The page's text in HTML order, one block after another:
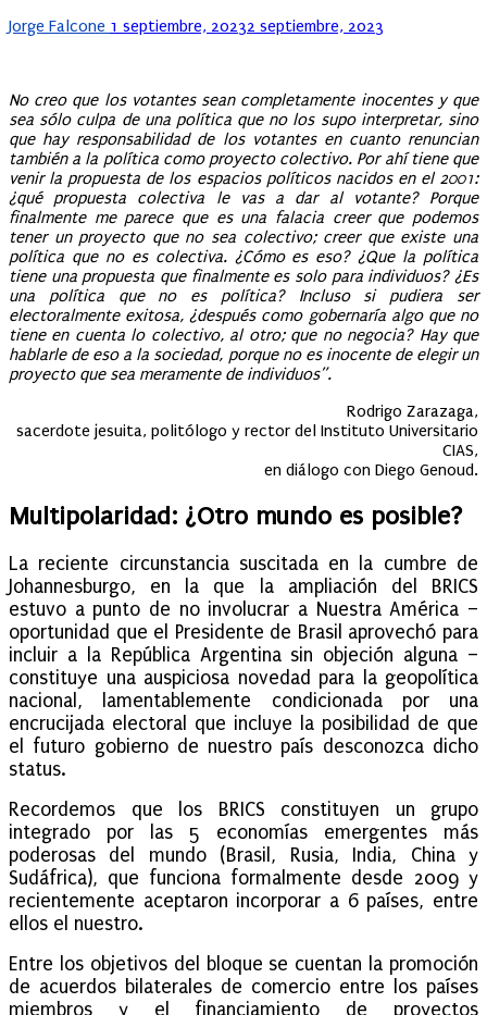
Jorge Falcone Posted
1 septiembre, 20232 septiembre, 2023
No creo que los votantes sean completamente inocentes y que
sea sólo culpa de una política que no los supo interpretar, sino
que hay responsabilidad de los votantes en cuanto renuncian
también a la política como proyecto colectivo. Por ahí tiene que
venir la propuesta de los espacios políticos nacidos en el 2001:
¿qué propuesta colectiva le vas a dar al votante? Porque
finalmente me parece que es una falacia creer que podemos
tener un proyecto que no sea colectivo; creer que existe una
política que no es colectiva. ¿Cómo es eso? ¿Que la política
tiene una propuesta que finalmente es solo para individuos? ¿Es
una política que no es política? Incluso si pudiera ser
electoralmente exitosa, ¿después como gobernaría algo que no
tiene en cuenta lo colectivo, al otro; que no negocia? Hay que
hablarle de eso a la sociedad, porque no es inocente de elegir un
proyecto que sea meramente de individuos”.
Rodrigo Zarazaga,
sacerdote jesuita, politólogo y rector del Instituto Universitario
CIAS,
en diálogo con Diego Genoud.
Multipolaridad: ¿Otro mundo es posible?
La reciente circunstancia suscitada en la cumbre de
Johannesburgo, en la que la ampliación del BRICS
estuvo a punto de no involucrar a Nuestra América –
oportunidad que el Presidente de Brasil aprovechó para
incluir a la República Argentina sin objeción alguna –
constituye una auspiciosa novedad para la geopolítica
nacional, lamentablemente condicionada por una
encrucijada electoral que incluye la posibilidad de que
el futuro gobierno de nuestro país desconozca dicho
status.
Recordemos que los BRICS constituyen un grupo
integrado por las 5 economías emergentes más
poderosas del mundo (Brasil, Rusia, India, China y
Sudáfrica), que funciona formalmente desde 2009 y
recientemente aceptaron incorporar a 6 países, entre
ellos el nuestro.
Entre los objetivos del bloque se cuentan la promoción
de acuerdos bilaterales de comercio entre los países
miembros y el financiamiento de proyectos